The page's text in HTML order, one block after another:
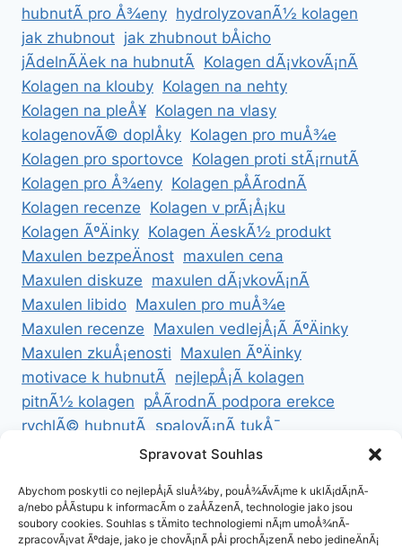
hubnutÃ­ pro Å¾eny hydrolyzovanÃ½ kolagen
jak zhubnout jak zhubnout bÅicho
jÃ­delnÃ­Äek na hubnutÃ­ Kolagen dÃ¡vkovÃ¡nÃ­
Kolagen na klouby Kolagen na nehty
Kolagen na pleÅ¥ Kolagen na vlasy
kolagenovÃ© doplÅky Kolagen pro muÅ¾e
Kolagen pro sportovce Kolagen proti stÃ¡rnutÃ­
Kolagen pro Å¾eny Kolagen pÅÃ­rodnÃ­
Kolagen recenze Kolagen v prÃ¡Å¡ku
Kolagen ÃºÄinky Kolagen ÄeskÃ½ produkt
Maxulen bezpeÄnost maxulen cena
Maxulen diskuze maxulen dÃ¡vkovÃ¡nÃ­
Maxulen libido Maxulen pro muÅ¾e
Maxulen recenze Maxulen vedlejÅ¡Ã­ ÃºÄinky
Maxulen zkuÅ¡enosti Maxulen ÃºÄinky
motivace k hubnutÃ­ nejlepÅ¡Ã­ kolagen
pitnÃ½ kolagen pÅÃ­rodnÃ­ podpora erekce
rychlÃ© hubnutÃ­ spalovÃ¡nÃ­ tukÅ¯
ZdravÃ© hubnutÃ­ ZdravÃ© recepty na hubnutÃ­
Spravovat Souhlas
Abychom poskytli co nejlepÅ¡Ã­ sluÅ¾by, pouÅ¾Ã­vÃ¡me k uklÃ¡dÃ¡nÃ­
a/nebo pÅÃ­stupu k informacÃ­m o zaÅÃ­zenÃ­, technologie jako jsou
soubory cookies. Souhlas s tÄmito technologiemi nÃ¡m umoÅ¾nÃ­
zpracovÃ¡vat Ãºdaje, jako je chovÃ¡nÃ­ pÅi prochÃ¡zenÃ­ nebo jedineÄnÃ¡